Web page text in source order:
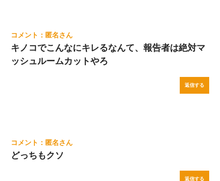
匿名
キノコでこんなにキレるなんて、報告者は絶対マ
ッシュルームカットやろ
返信する
匿名
どっちもクソ
返信する